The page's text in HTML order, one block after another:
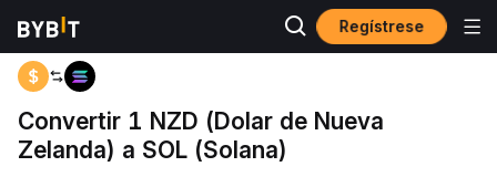
Regístrese
Inicio NZD to SOL
Convertir 1 NZD (Dolar de Nueva
Zelanda) a SOL (Solana)